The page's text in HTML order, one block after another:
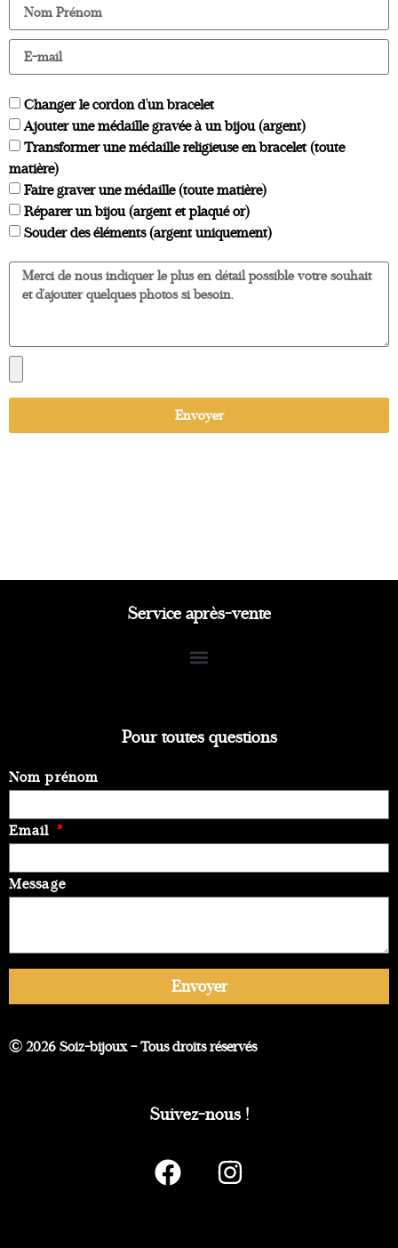
Changer le cordon d'un bracelet
Ajouter une médaille gravée à un bijou (argent)
Transformer une médaille religieuse en bracelet (toute
matière)
Faire graver une médaille (toute matière)
Réparer un bijou (argent et plaqué or)
Souder des éléments (argent uniquement)
Envoyer
Service après-vente
Pour toutes questions
Nom prénom
Email
Message
Envoyer
© 2026 Soiz-bijoux – Tous droits réservés
Suivez-nous !